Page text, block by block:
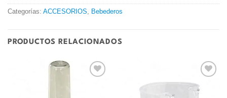
Categorías: ACCESORIOS Bebederos
PRODUCTOS RELACIONADOS